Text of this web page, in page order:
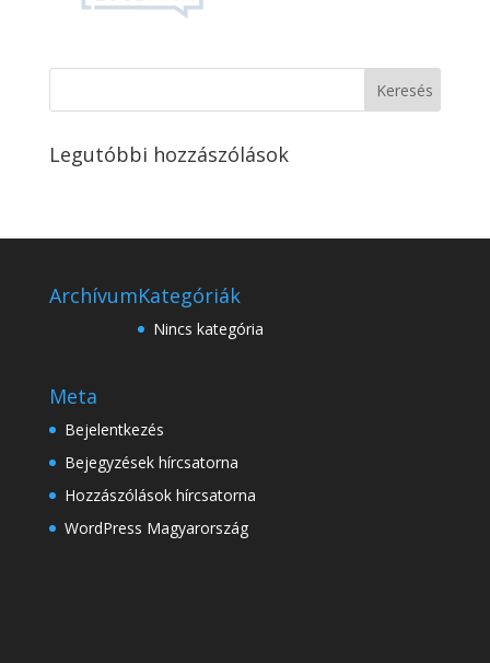
Legutóbbi hozzászólások
ArchívumKategóriák
Nincs kategória
Meta
Bejelentkezés
Bejegyzések hírcsatorna
Hozzászólások hírcsatorna
WordPress Magyarország